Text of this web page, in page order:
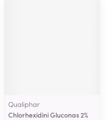
Qualiphar
Chlorhexidini Gluconas 2%